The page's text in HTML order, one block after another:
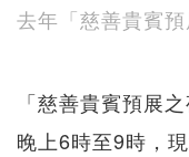
去年「慈善貴賓預
「慈善貴賓預展
晚上6時至9時，